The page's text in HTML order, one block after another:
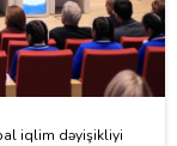
iqlim dəyişikliyi